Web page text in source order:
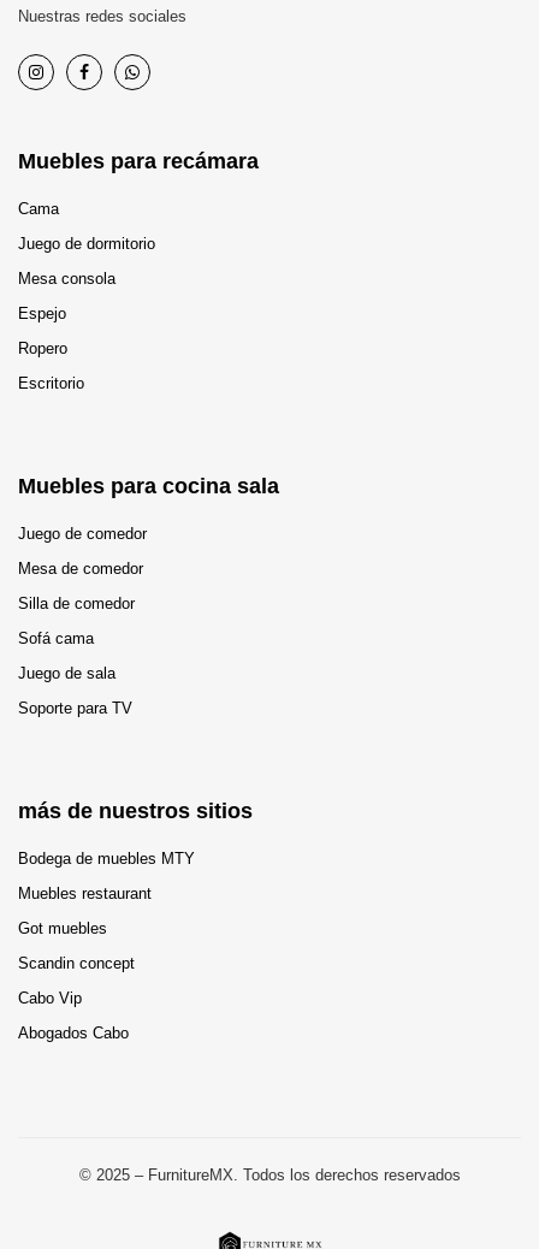
Nuestras redes sociales
Muebles para recámara
Cama
Juego de dormitorio
Mesa consola
Espejo
Ropero
Escritorio
Muebles para cocina sala
Juego de comedor
Mesa de comedor
Silla de comedor
Sofá cama
Juego de sala
Soporte para TV
más de nuestros sitios
Bodega de muebles MTY
Muebles restaurant
Got muebles
Scandin concept
Cabo Vip
Abogados Cabo
© 2025 – FurnitureMX. Todos los derechos reservados